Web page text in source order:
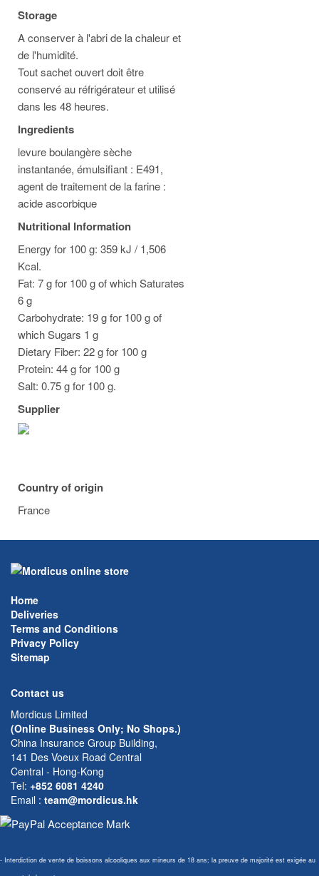
Storage
A conserver à l'abri de la chaleur et
de l'humidité.
Tout sachet ouvert doit être
conservé au réfrigérateur et utilisé
dans les 48 heures.
Ingredients
levure boulangère sèche
instantanée, émulsifiant : E491,
agent de traitement de la farine :
acide ascorbique
Nutritional Information
Energy for 100 g: 359 kJ / 1,506
Kcal.
Fat: 7 g for 100 g of which Saturates
6 g
Carbohydrate: 19 g for 100 g of
which Sugars 1 g
Dietary Fiber: 22 g for 100 g
Protein: 44 g for 100 g
Salt: 0.75 g for 100 g.
Supplier
Country of origin
France
Home
Deliveries
Terms and Conditions
Privacy Policy
Sitemap
Contact us
Mordicus Limited
(Online Business Only; No Shops.)
China Insurance Group Building,
141 Des Voeux Road Central
Central - Hong-Kong
Tel: +852 6081 4240
Email : team@mordicus.hk
- Interdiction de vente de boissons alcooliques aux mineurs de 18 ans; la preuve de majorité est exigée au